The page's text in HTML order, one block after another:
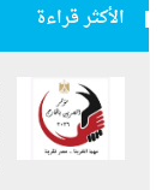
الأكثر قراءة